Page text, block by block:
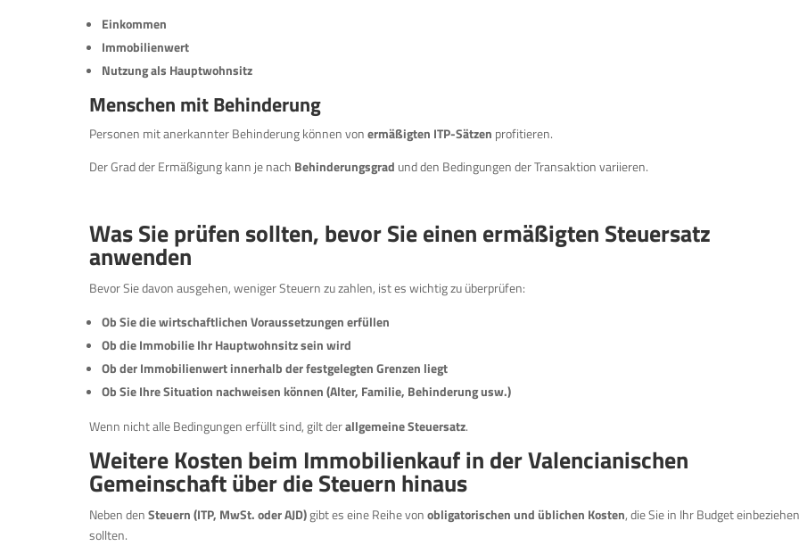
Einkommen
Immobilienwert
Nutzung als Hauptwohnsitz
Menschen mit Behinderung
Personen mit anerkannter Behinderung können vonermäßigten ITP-Sätzen profitieren.
Der Grad der Ermäßigung kann je nach Behinderungsgrad und den Bedingungen der Transaktion variieren.
Was Sie prüfen sollten, bevor Sie einen ermäßigten Steuersatz
anwenden
Bevor Sie davon ausgehen, weniger Steuern zu zahlen, ist es wichtig zu überprüfen:
Ob Sie die wirtschaftlichen Voraussetzungen erfüllen
Ob die Immobilie Ihr Hauptwohnsitz sein wird
Ob der Immobilienwert innerhalb der festgelegten Grenzen liegt
Ob Sie Ihre Situation nachweisen können (Alter, Familie, Behinderung usw.)
Wenn nicht alle Bedingungen erfüllt sind, gilt derallgemeine Steuersatz.
Weitere Kosten beim Immobilienkauf in der Valencianischen
Gemeinschaft über die Steuern hinaus
Neben denSteuern (ITP, MwSt. oder AJD)gibt es eine Reihe vonobligatorischen und üblichen Kosten, die Sie in Ihr Budget einbeziehen
sollten.